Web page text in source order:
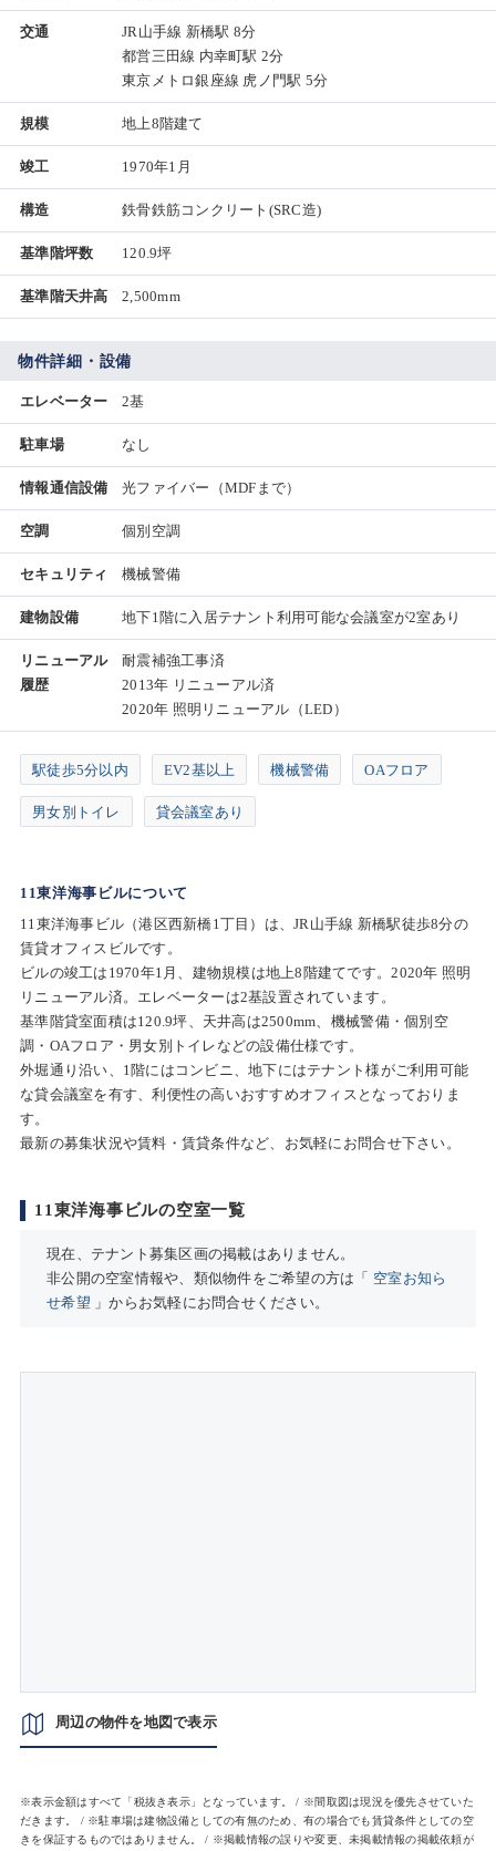
交通
JR山手線 新橋駅 8分
都営三田線 内幸町駅 2分
東京メトロ銀座線 虎ノ門駅 5分
規模 地上8階建て
竣工 1970年1月
構造 鉄骨鉄筋コンクリート(SRC造)
基準階坪数 120.9坪
基準階天井高 2,500mm
物件詳細・設備
エレベーター 2基
駐車場 なし
情報通信設備 光ファイバー（MDFまで）
空調 個別空調
セキュリティ 機械警備
建物設備 地下1階に入居テナント利用可能な会議室が2室あり
リニューアル
履歴
耐震補強工事済
2013年 リニューアル済
2020年 照明リニューアル​（LED）​
駅徒歩5分以内 EV2基以上 機械警備 OAフロア
男女別トイレ 貸会議室あり
11東洋海事ビルについて
11東洋海事ビル（港区西新橋1丁目）は、JR山手線 新橋駅徒歩8分の
賃貸オフィスビルです。
ビルの竣工は1970年1月、建物規模は地上8階建てです。2020年 照明
リニューアル済。エレベーターは2基設置されています。
基準階貸室面積は120.9坪、天井高は2500mm、機械警備・個別空
調・OAフロア・男女別トイレなどの設備仕様です。
外堀通り沿い、1階にはコンビニ、地下にはテナント様がご利用可能
な貸会議室を有す、利便性の高いおすすめオフィスとなっておりま
す。
最新の募集状況や賃料・賃貸条件など、お気軽にお問合せ下さい。
11東洋海事ビルの空室一覧
現在、テナント募集区画の掲載はありません。
非公開の空室情報や、類似物件をご希望の方は「 空室お知ら
せ希望 」からお気軽にお問合せください。
周辺の物件を地図で表示
※表示金額はすべて「税抜き表示」となっています。 / ※間取図は現況を優先させていた
だきます。 / ※駐車場は建物設備としての有無のため、有の場合でも賃貸条件としての空
きを保証するものではありません。 / ※掲載情報の誤りや変更、未掲載情報の掲載依頼が